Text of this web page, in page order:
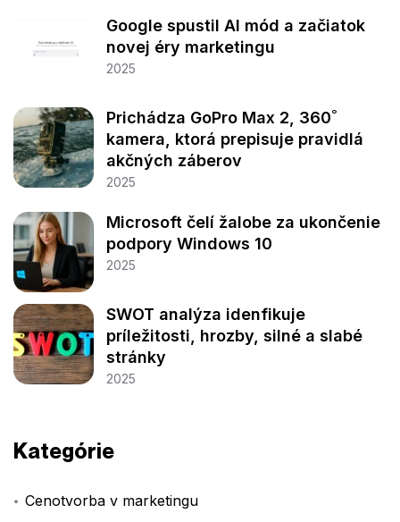
Google spustil AI mód a začiatok
novej éry marketingu
2025
Prichádza GoPro Max 2, 360˚
kamera, ktorá prepisuje pravidlá
akčných záberov
2025
Microsoft čelí žalobe za ukončenie
podpory Windows 10
2025
SWOT analýza idenfikuje
príležitosti, hrozby, silné a slabé
stránky
2025
Kategórie
Cenotvorba v marketingu